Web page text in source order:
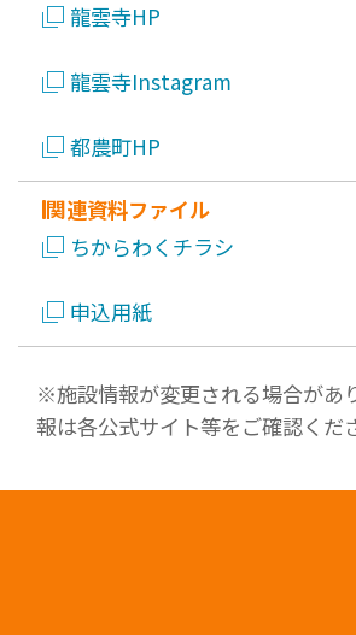
龍雲寺HP
龍雲寺Instagram
都農町HP
関連資料ファイル
ちからわくチラシ
申込用紙
※施設情報が変更される場合があ
報は各公式サイト等をご確認くだ